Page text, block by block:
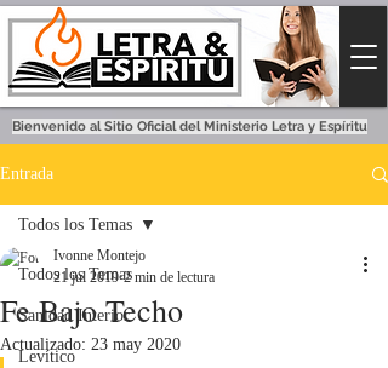
Bienvenido al Sitio Oficial del Ministerio Letra y Espíritu
Entrada
Todos los Temas
Sanidad Interior
Levítico
Todos los Temas
Fe Bajo Techo
Ivonne Montejo
21 jul 2019 2 min de lectura
Actualizado: 23 may 2020